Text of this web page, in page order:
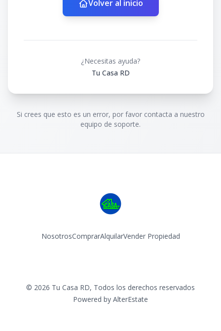
Volver al inicio
¿Necesitas ayuda?
Tu Casa RD
Si crees que esto es un error, por favor contacta a nuestro
equipo de soporte.
NosotrosComprarAlquilarVender Propiedad
© 2026 Tu Casa RD, Todos los derechos reservados
Powered by AlterEstate